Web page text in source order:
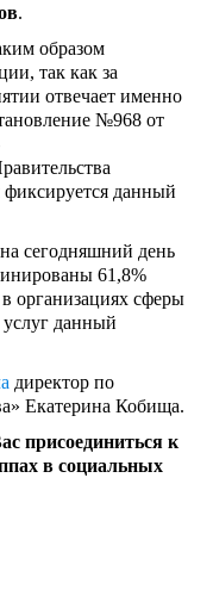
.
образом
так как за
отвечает именно
№968 от
данный
сегодняшний день
61,8%
организациях сферы
данный
директор по
Екатерина Кобища.
присоединиться к
в социальных